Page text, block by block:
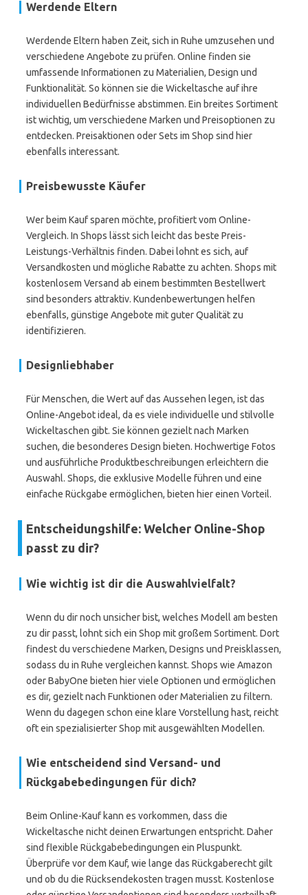
Werdende Eltern
Werdende Eltern haben Zeit, sich in Ruhe umzusehen und
verschiedene Angebote zu prüfen. Online finden sie
umfassende Informationen zu Materialien, Design und
Funktionalität. So können sie die Wickeltasche auf ihre
individuellen Bedürfnisse abstimmen. Ein breites Sortiment
ist wichtig, um verschiedene Marken und Preisoptionen zu
entdecken. Preisaktionen oder Sets im Shop sind hier
ebenfalls interessant.
Preisbewusste Käufer
Wer beim Kauf sparen möchte, profitiert vom Online-
Vergleich. In Shops lässt sich leicht das beste Preis-
Leistungs-Verhältnis finden. Dabei lohnt es sich, auf
Versandkosten und mögliche Rabatte zu achten. Shops mit
kostenlosem Versand ab einem bestimmten Bestellwert
sind besonders attraktiv. Kundenbewertungen helfen
ebenfalls, günstige Angebote mit guter Qualität zu
identifizieren.
Designliebhaber
Für Menschen, die Wert auf das Aussehen legen, ist das
Online-Angebot ideal, da es viele individuelle und stilvolle
Wickeltaschen gibt. Sie können gezielt nach Marken
suchen, die besonderes Design bieten. Hochwertige Fotos
und ausführliche Produktbeschreibungen erleichtern die
Auswahl. Shops, die exklusive Modelle führen und eine
einfache Rückgabe ermöglichen, bieten hier einen Vorteil.
Entscheidungshilfe: Welcher Online-Shop
passt zu dir?
Wie wichtig ist dir die Auswahlvielfalt?
Wenn du dir noch unsicher bist, welches Modell am besten
zu dir passt, lohnt sich ein Shop mit großem Sortiment. Dort
findest du verschiedene Marken, Designs und Preisklassen,
sodass du in Ruhe vergleichen kannst. Shops wie Amazon
oder BabyOne bieten hier viele Optionen und ermöglichen
es dir, gezielt nach Funktionen oder Materialien zu filtern.
Wenn du dagegen schon eine klare Vorstellung hast, reicht
oft ein spezialisierter Shop mit ausgewählten Modellen.
Wie entscheidend sind Versand- und
Rückgabebedingungen für dich?
Beim Online-Kauf kann es vorkommen, dass die
Wickeltasche nicht deinen Erwartungen entspricht. Daher
sind flexible Rückgabebedingungen ein Pluspunkt.
Überprüfe vor dem Kauf, wie lange das Rückgaberecht gilt
und ob du die Rücksendekosten tragen musst. Kostenlose